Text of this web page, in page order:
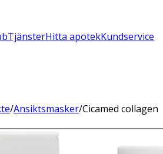
TjänsterHitta apotekKundservice
/Ansiktsmasker/Cicamed collagen